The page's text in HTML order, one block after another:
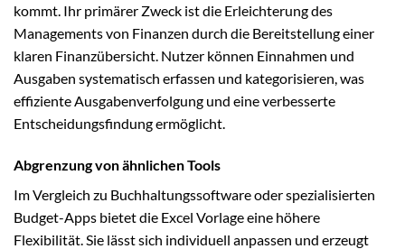
kommt. Ihr primärer Zweck ist die Erleichterung des
Managements von Finanzen durch die Bereitstellung einer
klaren Finanzübersicht. Nutzer können Einnahmen und
Ausgaben systematisch erfassen und kategorisieren, was
effiziente Ausgabenverfolgung und eine verbesserte
Entscheidungsfindung ermöglicht.
Abgrenzung von ähnlichen Tools
Im Vergleich zu Buchhaltungssoftware oder spezialisierten
Budget-Apps bietet die Excel Vorlage eine höhere
Flexibilität. Sie lässt sich individuell anpassen und erzeugt